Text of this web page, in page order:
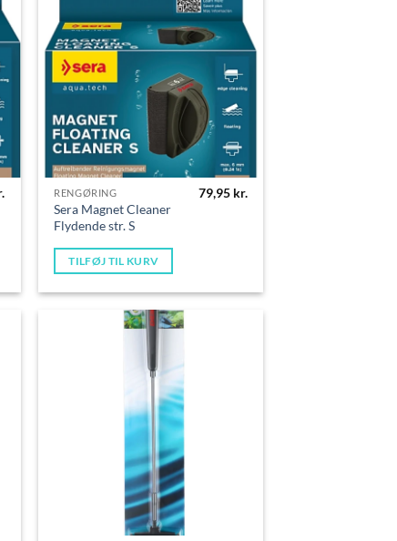
RENGØRING
Sera Magnet Cleaner
Flydende str. S
79,95 kr.
TILFØJ TIL KURV